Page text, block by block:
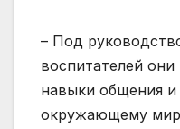
– Под
воспитателей
навыки общения
окружающему